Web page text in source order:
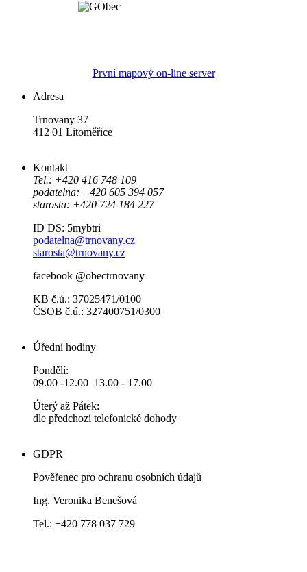
První mapový on-line server
Adresa
Trnovany 37
412 01 Litoměřice
Kontakt
Tel.: +420 416 748 109
podatelna: +420 605 394 057
starosta: +420 724 184 227
ID DS: 5mybtri
podatelna@trnovany.cz
starosta@trnovany.cz
facebook @obectrnovany
KB č.ú.: 37025471/0100
ČSOB č.ú.: 327400751/0300
Úřední hodiny
Pondělí:
09.00 -12.00 13.00 - 17.00
Úterý až Pátek:
dle předchozí telefonické dohody
GDPR
Pověřenec pro ochranu osobních údajů
Ing. Veronika Benešová
Tel.: +420 778 037 729